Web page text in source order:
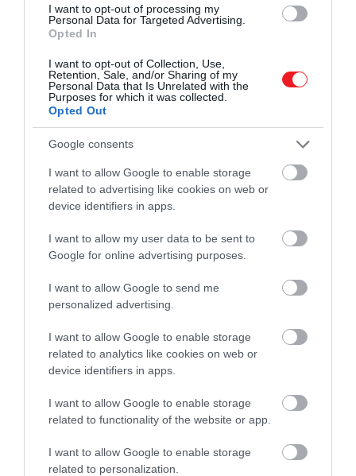
I want to opt-out of processing my
Personal Data for Targeted Advertising.
Opted In
I want to opt-out of Collection, Use,
Retention, Sale, and/or Sharing of my
Personal Data that Is Unrelated with the
Purposes for which it was collected.
Opted Out
Google consents
I want to allow Google to enable storage
related to advertising like cookies on web or
device identifiers in apps.
I want to allow my user data to be sent to
Google for online advertising purposes.
I want to allow Google to send me
personalized advertising.
I want to allow Google to enable storage
related to analytics like cookies on web or
device identifiers in apps.
I want to allow Google to enable storage
related to functionality of the website or app.
I want to allow Google to enable storage
related to personalization.
több kulcsszerepet játszikazagykorai fejlődésében.
Mindez magyarázatot adhat arra is, hogyan
kialakulását. Emellett több olyan gén került elő,
amely azADHD-val is közös – nem véletlen, hogy a
két állapot gyakran együtt fordul elő.
egyik váratlan eredménye az volt, hogy genetikai
átfedéseket találtak a diszlexia és a
fájdalombizonyos típusai között. Bár az
összefüggés pontos mechanizmusa még nem
ismert, a szakértők szerint lehetséges, hogy közös
biológiai alap húzódik meg a háttérben. Ez új irányt
adhat a neurológiai és pszichológiai kutatásoknak is,
a tanulmányt a Sciencealert.
A genetikai térkép most elkészült első
változata hatalmas lehetőségeket rejt
jövőben pontosabban megérthetjük,
hogyan alakul ki a diszlexia, és személyre
szabottabb diagnosztikai vagy terápiás
módszerekhez is juthatunk ezáltal.